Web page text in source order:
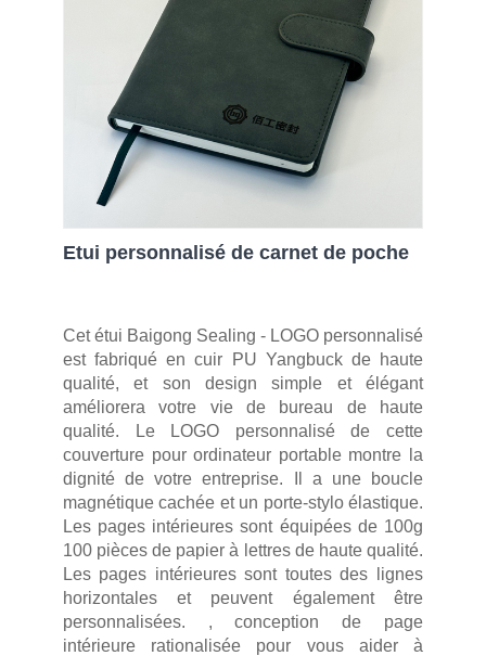
Etui personnalisé de carnet de poche
Cet étui Baigong Sealing - LOGO personnalisé
est fabriqué en cuir PU Yangbuck de haute
qualité, et son design simple et élégant
améliorera votre vie de bureau de haute
qualité. Le LOGO personnalisé de cette
couverture pour ordinateur portable montre la
dignité de votre entreprise. Il a une boucle
magnétique cachée et un porte-stylo élastique.
Les pages intérieures sont équipées de 100g
100 pièces de papier à lettres de haute qualité.
Les pages intérieures sont toutes des lignes
horizontales et peuvent également être
personnalisées. , conception de page
intérieure rationalisée pour vous aider à